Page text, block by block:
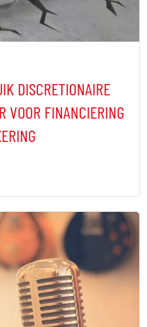
DISCRETIONAIRE
VOOR FINANCIERING